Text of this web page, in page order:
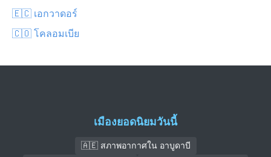
🇪🇨 เอกวาดอร์
🇨🇴 โคลอมเบีย
เมืองยอดนิยมวันนี้
🇦🇪 สภาพอากาศใน อาบูดาบี